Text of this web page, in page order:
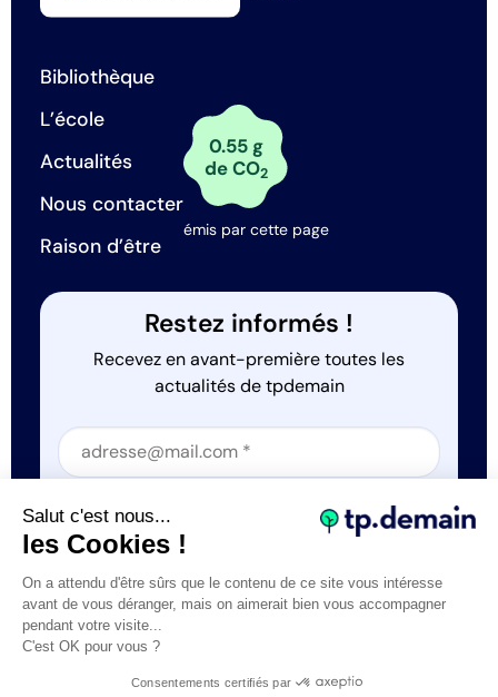
Bibliothèque
L’école
Actualités
Nous contacter
Raison d’être
0.55 g
de CO2
émis par cette page
Restez informés !
Recevez en avant-première toutes les
actualités de tpdemain
Section
Section
J'accepte que tp.demain utilise mes informations
Tous droits réservés © tp.demain 2026Mentions légales
Salut c'est nous...
les Cookies !
On a attendu d'être sûrs que le contenu de ce site vous intéresse
avant de vous déranger, mais on aimerait bien vous accompagner
pendant votre visite...
C'est OK pour vous ?
Consentements certifiés par